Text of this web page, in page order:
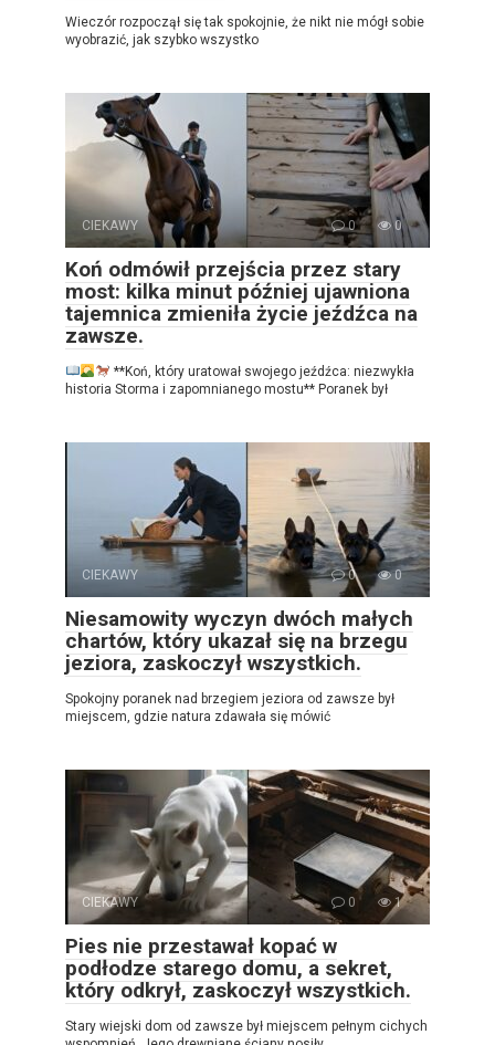
Wieczór rozpoczął się tak spokojnie, że nikt nie mógł sobie
wyobrazić, jak szybko wszystko
CIEKAWY 0 0
Koń odmówił przejścia przez stary
most: kilka minut później ujawniona
tajemnica zmieniła życie jeźdźca na
zawsze.
**Koń, który uratował swojego jeźdźca: niezwykła
historia Storma i zapomnianego mostu** Poranek był
CIEKAWY 0 0
Niesamowity wyczyn dwóch małych
chartów, który ukazał się na brzegu
jeziora, zaskoczył wszystkich.
Spokojny poranek nad brzegiem jeziora od zawsze był
miejscem, gdzie natura zdawała się mówić
CIEKAWY 0 1
Pies nie przestawał kopać w
podłodze starego domu, a sekret,
który odkrył, zaskoczył wszystkich.
Stary wiejski dom od zawsze był miejscem pełnym cichych